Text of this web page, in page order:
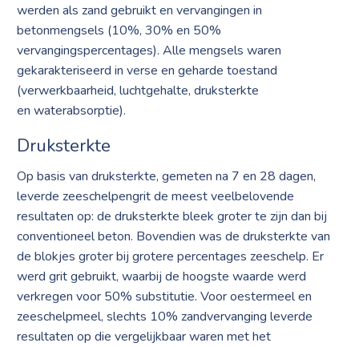
werden als zand gebruikt en vervangingen in
betonmengsels (10%, 30% en 50%
vervangingspercentages). Alle mengsels waren
gekarakteriseerd in verse en geharde toestand
(verwerkbaarheid, luchtgehalte, druksterkte
en waterabsorptie).
Druksterkte
Op basis van druksterkte, gemeten na 7 en 28 dagen,
leverde zeeschelpengrit de meest veelbelovende
resultaten op: de druksterkte bleek groter te zijn dan bij
conventioneel beton. Bovendien was de druksterkte van
de blokjes groter bij grotere percentages zeeschelp. Er
werd grit gebruikt, waarbij de hoogste waarde werd
verkregen voor 50% substitutie. Voor oestermeel en
zeeschelpmeel, slechts 10% zandvervanging leverde
resultaten op die vergelijkbaar waren met het